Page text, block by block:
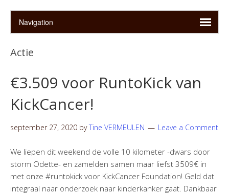
Actie
€3.509 voor RuntoKick van
KickCancer!
september 27, 2020 byTine VERMEULEN Leave a Comment
We liepen dit weekend de volle 10 kilometer -dwars door
storm Odette- en zamelden samen maar liefst 3509€ in
met onze #runtokick voor KickCancer Foundation! Geld dat
integraal naar onderzoek naar kinderkanker gaat. Dankbaar